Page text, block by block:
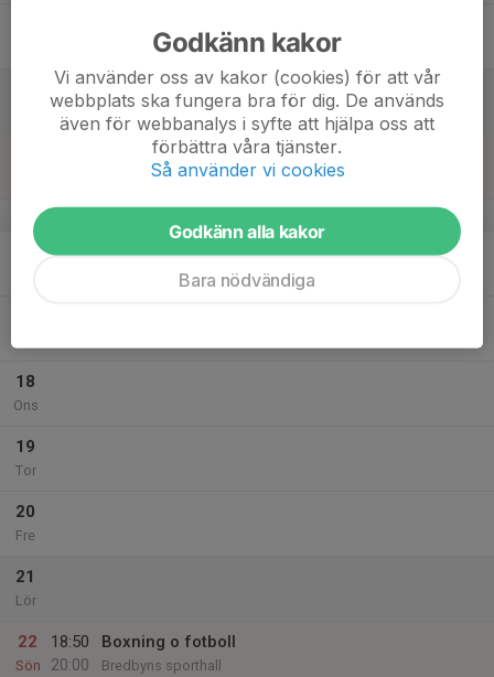
Inomhus träning
Bredbyns sporthall
18
Ons
19
Tor
20
Fre
21
Lör
22
Sön
18:50
20:00
Boxning o fotboll
Bredbyns sporthall
Godkänn kakor
Vi använder oss av kakor (cookies) för att vår
webbplats ska fungera bra för dig. De används
även för webbanalys i syfte att hjälpa oss att
förbättra våra tjänster.
Så använder vi cookies
Godkänn alla kakor
Bara nödvändiga